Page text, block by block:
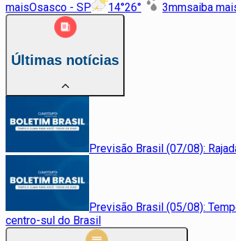
maisOsasco - SP 14°26° 3mmsaiba
Últimas notícias
Previsão Brasil (07/08):
Previsão Brasil (05/08):
centro-sul do Brasil